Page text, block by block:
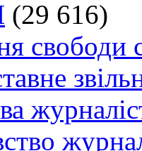
(29 616)
свободи